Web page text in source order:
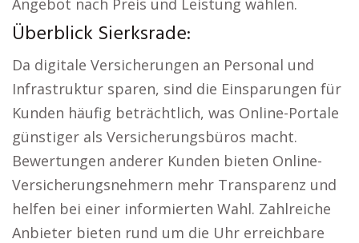
Angebot nach Preis und Leistung wählen.
Überblick Sierksrade:
Da digitale Versicherungen an Personal und
Infrastruktur sparen, sind die Einsparungen für
Kunden häufig beträchtlich, was Online-Portale
günstiger als Versicherungsbüros macht.
Bewertungen anderer Kunden bieten Online-
Versicherungsnehmern mehr Transparenz und
helfen bei einer informierten Wahl. Zahlreiche
Anbieter bieten rund um die Uhr erreichbare